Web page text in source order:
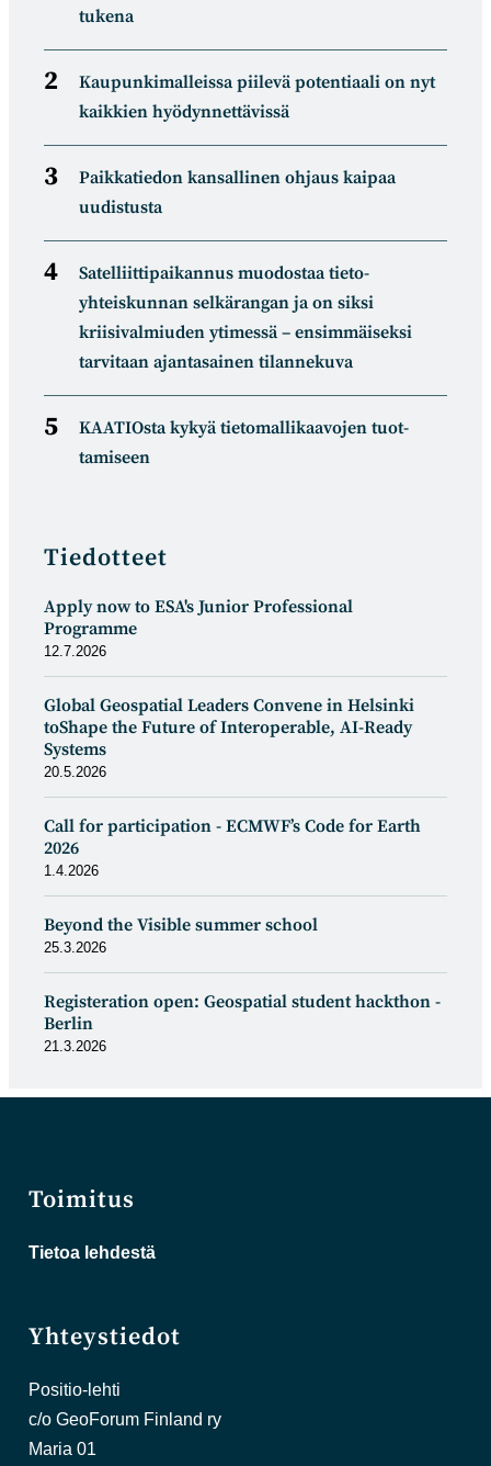
tukena
Kaupunkimalleissa piilevä potentiaali on nyt
kaikkien hyödynnettävissä
Paikkatiedon kansallinen ohjaus kaipaa
uudistusta
Satelliitti­paikannus muodostaa tieto­
yhteiskunnan selkä­rangan ja on siksi
kriisivalmiuden ytimessä – ensimmäiseksi
tarvitaan ajantasainen tilannekuva
KAATIOsta kykyä tietomal­likaa­vojen tuot­
tamiseen
Tiedotteet
Apply now to ESA's Junior Professional
Programme
12.7.2026
Global Geospatial Leaders Convene in Helsinki
toShape the Future of Interoperable, AI-Ready
Systems
20.5.2026
Call for participation - ECMWF’s Code for Earth
2026
1.4.2026
Beyond the Visible summer school
25.3.2026
Registeration open: Geospatial student hackthon -
Berlin
21.3.2026
Toimitus
Tietoa lehdestä
Yhteystiedot
Positio-lehti
c/o GeoForum Finland ry
Maria 01